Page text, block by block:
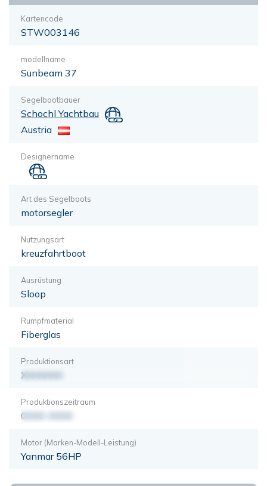
Kartencode
STW003146
modellname
Sunbeam 37
Segelbootbauer
Schochl Yachtbau
Austria
Designername
Art des Segelboots
motorsegler
Nutzungsart
kreuzfahrtboot
Ausrüstung
Sloop
Rumpfmaterial
Fiberglas
Produktionsart
XXXXXXX
Produktionszeitraum
0000-0000
Motor (Marken-Modell-Leistung)
Yanmar 56HP